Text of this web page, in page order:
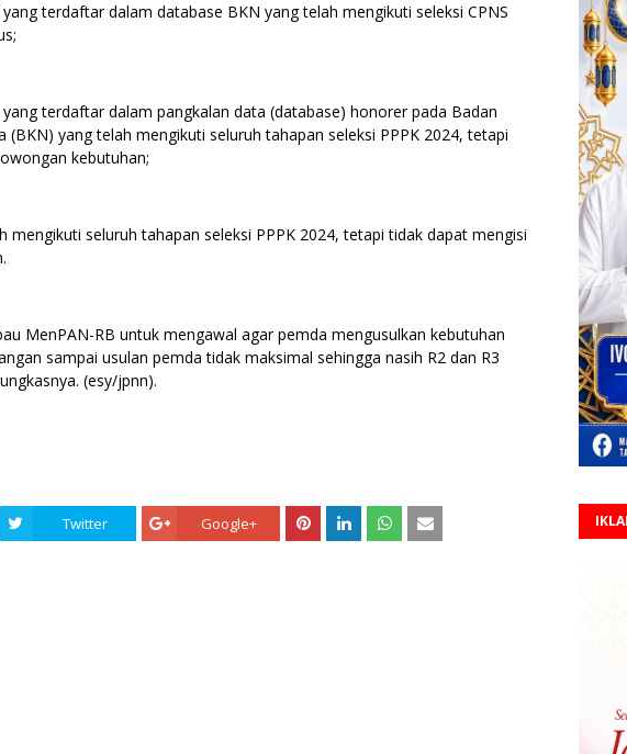
terdaftar dalam database BKN yang telah mengikuti seleksi CPNS
yang terdaftar dalam pangkalan data (database) honorer pada Badan
(BKN) yang telah mengikuti seluruh tahapan seleksi PPPK 2024, tetapi
kebutuhan;
mengikuti seluruh tahapan seleksi PPPK 2024, tetapi tidak dapat mengisi
MenPAN-RB untuk mengawal agar pemda mengusulkan kebutuhan
sampai usulan pemda tidak maksimal sehingga nasih R2 dan R3
(esy/jpnn).
Twitter Google+